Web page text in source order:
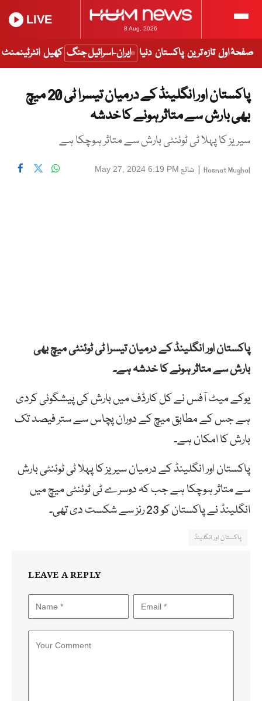
8 Aug, 2026
LIVE
صفحۂ اول تازہ ترین پاکستان دنیا ایران-اسرائیل جنگ کھیل انٹرٹینمنٹ
پاکستان اور انگلینڈ کے درمیان تیسرا ٹی 20 میچ
بھی بارش سے متاثر ہونے کا خدشہ
سیریز کا پہلا ٹی ٹوئنٹی بارش سے متاثر ہوچکا ہے
Hasnat Mughal
| شائع May 27, 2024 6:19 PM
پاکستان اور انگلینڈ کے درمیان تیسرا ٹی ٹوئنٹی میچ بھی
بارش سے متاثر ہونے کا خدشہ ہے۔
یوکے میٹ آفس نے کل کارڈف میں بارش کی پیشگوئی کردی
ہے جس کے مطابق میچ کے دوران پچاس سے ستر فیصد تک
بارش کا امکان ہے۔
پاکستان اور انگلینڈ کے درمیان سیریز کا پہلا ٹی ٹوئنٹی بارش
سے متاثر ہوچکا ہے جب کہ دوسرے ٹی ٹوئنٹی میچ میں
انگلینڈ نے پاکستان کو 23 رنز سے شکست دی تھی۔
پاکستان اور انگلینڈ
LEAVE A REPLY